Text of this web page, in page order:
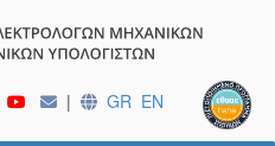
| GR EN